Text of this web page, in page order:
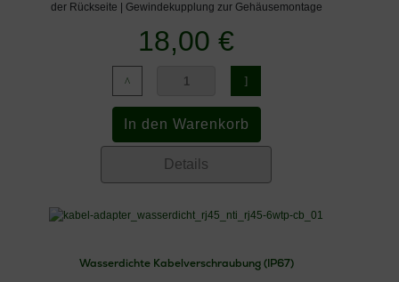
der Rückseite | Gewindekupplung zur Gehäusemontage
18,00 €
Details
Wasserdichte Kabelverschraubung (IP67)